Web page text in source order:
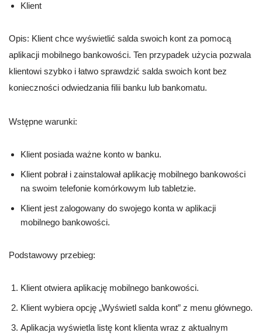
Klient
Opis: Klient chce wyświetlić salda swoich kont za pomocą
aplikacji mobilnego bankowości. Ten przypadek użycia pozwala
klientowi szybko i łatwo sprawdzić salda swoich kont bez
konieczności odwiedzania filii banku lub bankomatu.
Wstępne warunki:
Klient posiada ważne konto w banku.
Klient pobrał i zainstalował aplikację mobilnego bankowości
na swoim telefonie komórkowym lub tabletzie.
Klient jest zalogowany do swojego konta w aplikacji
mobilnego bankowości.
Podstawowy przebieg:
Klient otwiera aplikację mobilnego bankowości.
Klient wybiera opcję „Wyświetl salda kont” z menu głównego.
Aplikacja wyświetla listę kont klienta wraz z aktualnym